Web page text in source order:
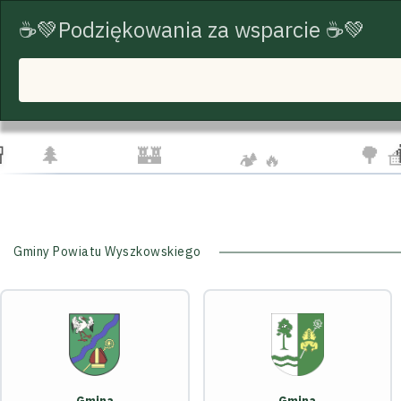
START TRASY ROWEROWE TURYSTYKA
☁️ 🦅
🌲 🏰 🏕️ 🔥 🌳
Gminy Powiatu Wyszkowskiego
☕💚Podziękowania za wsparcie ☕💚